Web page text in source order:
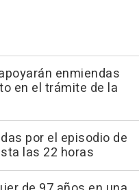
enmiendas
en el trámite de la
por el episodio de
las 22 horas